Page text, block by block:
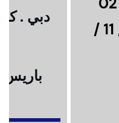
ولغاية 06 / 11 /
دبي .
باريس